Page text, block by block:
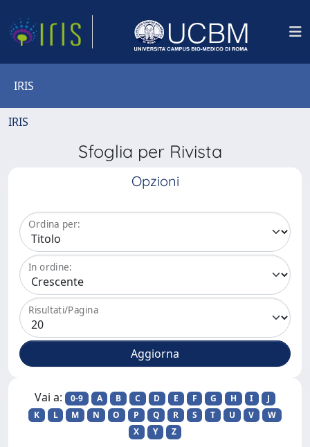
IRIS
IRIS
Sfoglia per Rivista
Opzioni
Ordina per:
In ordine:
Risultati/Pagina
Vai a: 0-9 A B C D E F G H I
J
K
L M N O P Q R S T U V
W
X
Y Z